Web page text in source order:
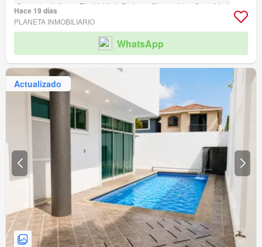
Gas natural
Agua Electricidad Bodega Sin amoblar
Seguridad
Piscina
Área para niños
Hace 19 días
PLANETA INMOBILIARIO
WhatsApp
Actualizado